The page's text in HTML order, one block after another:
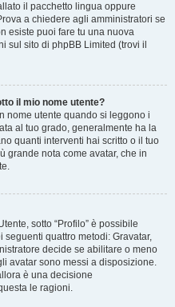
il pacchetto lingua oppure
a chiedere agli amministratori se
esiste puoi fare tu una nuova
sul sito di phpBB Limited (trovi il
il mio nome utente?
nome utente quando si leggono i
al tuo grado, generalmente ha la
quanti interventi hai scritto o il tuo
grande nota come avatar, che in
sotto “Profilo” è possibile
quattro metodi: Gravatar,
decide se abilitare o meno
avatar sono messi a disposizione.
è una decisione
le ragioni.